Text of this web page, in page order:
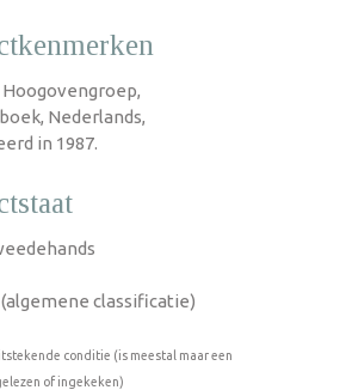
Nederlands,
in 1987.
(algemene classificatie)
conditie (is meestal maar een
of ingekeken)